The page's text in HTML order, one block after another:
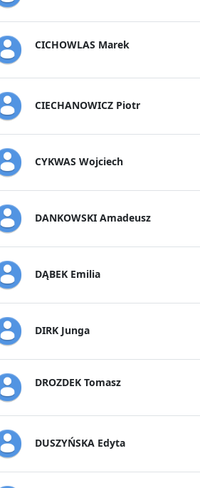
CICHOWLAS Marek
CIECHANOWICZ Piotr
CYKWAS Wojciech
DANKOWSKI Amadeusz
DĄBEK Emilia
DIRK Junga
DROZDEK Tomasz
DUSZYŃSKA Edyta